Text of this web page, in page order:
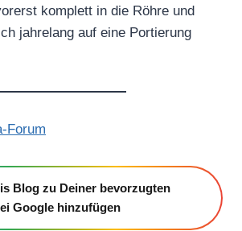
komplett in die Röhre und
jahrelang auf eine Portierung
Forum
Blog zu Deiner bevorzugten
Google hinzufügen